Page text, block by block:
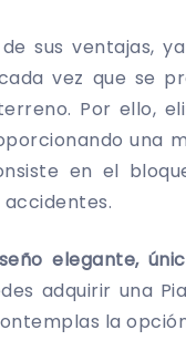
sus ventajas,
vez que se
Por ello,
una
en el
elegante,
adquirir una
la